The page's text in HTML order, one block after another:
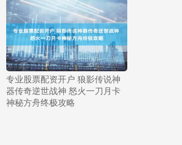
专业股票配资开户 狼影传说神
器传奇逆世战神 怒火一刀月卡
神秘方舟终极攻略